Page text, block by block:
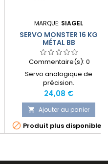
MARQUE: SIAGEL
SERVO MONSTER 16 KG
MÉTAL BB
Commentaire(s): 0
Servo analogique de
précision.
Prix
24,08 €
 Ajouter au panier
 Produit plus disponible